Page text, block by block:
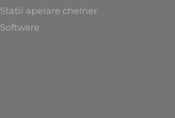
Statii apelare chelner
Software